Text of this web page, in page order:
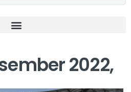
2022,